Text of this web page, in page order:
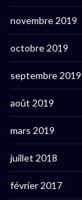
novembre 2019
octobre 2019
septembre 2019
août 2019
mars 2019
juillet 2018
février 2017